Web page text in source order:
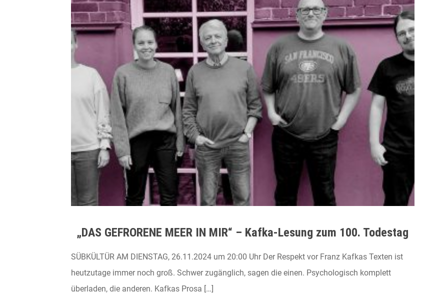
„DAS GEFRORENE MEER IN MIR“ – Kafka-Lesung zum 100. Todestag
SÜBKÜLTÜR AM DIENSTAG, 26.11.2024 um 20:00 Uhr Der Respekt vor Franz Kafkas Texten ist
heutzutage immer noch groß. Schwer zugänglich, sagen die einen. Psychologisch komplett
überladen, die anderen. Kafkas Prosa […]